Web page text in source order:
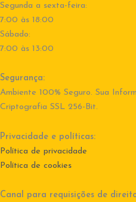
Segunda a sexta-feira:
7:00 às 18:00
Sábado:
7:00 às 13:00
Segurança:
Ambiente 100% Seguro. Sua
Criptografia SSL 256-Bit.
Privacidade e políticas:
Política de privacidade
Política de cookies
Canal para requisições de